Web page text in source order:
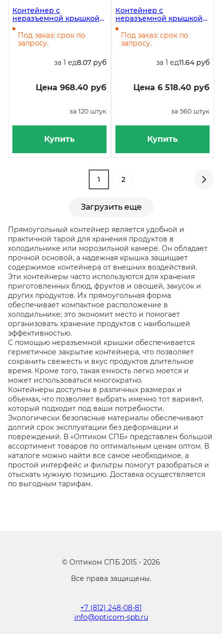
Контейнер с
неразъемной крышкой
152х152х80 мм, 1360 мл,
120 штук
Под заказ: срок по
запросу.
за 1 ед8.07 руб
Цена 968.40 руб
за 120 штук
Купить
Контейнер с
неразъемной крышкой
ФП-К35/С, 1570 мл,
223х117х84 мм, 560 штук
Под заказ: срок по
запросу.
за 1 ед11.64 руб
Цена 6 518.40 руб
за 560 штук
Купить
1 2
Загрузить еще
Прямоугольный контейнер является удобной и
практичной тарой для хранения продуктов в
холодильнике или морозильной камере. Он обладает
прочной основой, а надежная крышка защищает
содержимое контейнера от внешних воздействий.
Эти контейнеры часто используются для хранения
приготовленных блюд, фруктов и овощей, закусок и
других продуктов. Их прямоугольная форма
обеспечивает компактное расположение в
холодильнике; это экономит место и помогает
организовать хранение продуктов с наибольшей
эффективностью.
С помощью неразъемной крышки обеспечивается
герметичное закрытие контейнера, что позволяет
сохранить свежесть и вкус продуктов длительное
время. Кроме того, такая емкость легко моется и
может использоваться многократно.
Контейнеры доступны в различных размерах и
объемах, что позволяет выбрать именно тот вариант,
который подходит под ваши потребности.
Экологически безопасные материалы обеспечивают
долгий срок эксплуатации без деформации и
повреждений. В «Оптиком СПБ» представлен большой
ассортимент товаров по оптимальным ценам оптом. В
каталоге можно найти все самое необходимое, а
простой интерфейс и фильтры помогут разобраться и
отыскать нужную позицию. Доставка осуществляется
по выгодным тарифам.
© Оптиком СПБ 2015 - 2026
Все права защищены.
+7 (812) 248-08-81
info@opticom-spb.ru